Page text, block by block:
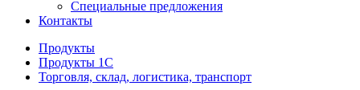
Специальные предложения
Контакты
Продукты
Продукты 1С
Торговля, склад, логистика, транспорт